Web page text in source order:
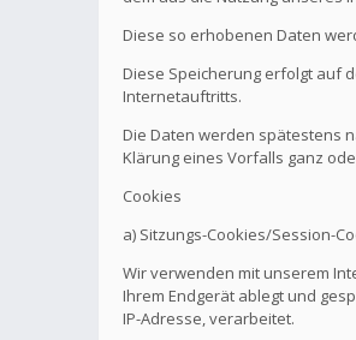
Diese so erhobenen Daten
Diese Speicherung erfolgt auf
Internetauftritts.
Die Daten werden spätestens
Klärung eines Vorfalls ganz
Cookies
a) Sitzungs-Cookies/Session-
Wir verwenden mit unserem
Ihrem Endgerät ablegt und
IP-Adresse, verarbeitet.